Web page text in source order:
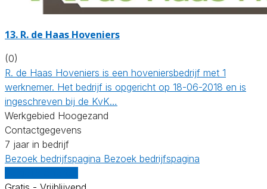
13. R. de Haas Hoveniers
(0)
R. de Haas Hoveniers is een hoveniersbedrijf met 1
werknemer. Het bedrijf is opgericht op 18-06-2018 en is
ingeschreven bij de KvK…
Werkgebied Hoogezand
Contactgegevens
7 jaar in bedrijf
Bezoek bedrijfspagina Bezoek bedrijfspagina